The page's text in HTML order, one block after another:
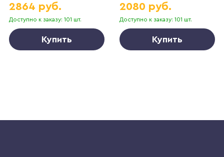
Доступно к заказу: 101 шт.
2864 руб.
Купить
Доступно к заказу: 101 шт.
2080 руб.
Купить